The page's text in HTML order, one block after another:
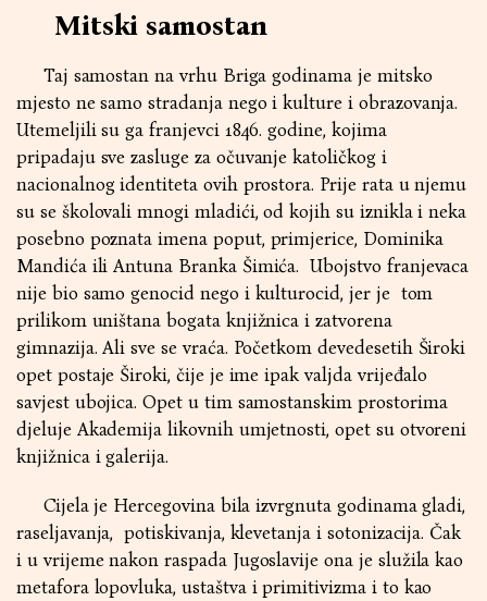
Mitski samostan
Taj samostan na vrhu Briga godinama je mitsko
mjesto ne samo stradanja nego i kulture i obrazovanja.
Utemeljili su ga franjevci 1846. godine, kojima
pripadaju sve zasluge za očuvanje katoličkog i
nacionalnog identiteta ovih prostora. Prije rata u njemu
su se školovali mnogi mladići, od kojih su iznikla i neka
posebno poznata imena poput, primjerice, Dominika
Mandića ili Antuna Branka Šimića. Ubojstvo franjevaca
nije bio samo genocid nego i kulturocid, jer je tom
prilikom uništana bogata knjižnica i zatvorena
gimnazija. Ali sve se vraća. Početkom devedesetih Široki
opet postaje Široki, čije je ime ipak valjda vrijeđalo
savjest ubojica. Opet u tim samostanskim prostorima
djeluje Akademija likovnih umjetnosti, opet su otvoreni
knjižnica i galerija.
Cijela je Hercegovina bila izvrgnuta godinama gladi,
raseljavanja, potiskivanja, klevetanja i sotonizacija. Čak
i u vrijeme nakon raspada Jugoslavije ona je služila kao
metafora lopovluka, ustaštva i primitivizma i to kao